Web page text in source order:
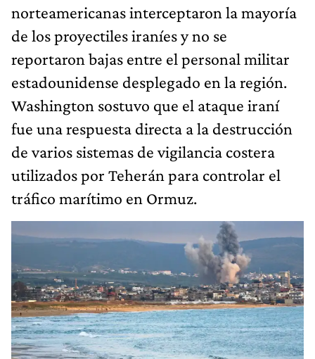
norteamericanas interceptaron la mayoría
de los proyectiles iraníes y no se
reportaron bajas entre el personal militar
estadounidense desplegado en la región.
Washington sostuvo que el ataque iraní
fue una respuesta directa a la destrucción
de varios sistemas de vigilancia costera
utilizados por Teherán para controlar el
tráfico marítimo en Ormuz.